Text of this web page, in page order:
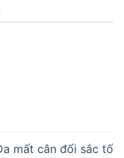
mất cân đối sắc tố